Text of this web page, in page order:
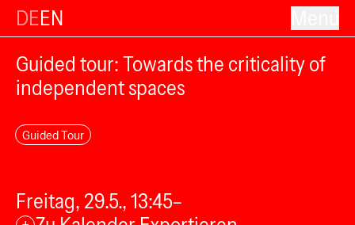
DEEN
Guided tour: Towards the criticality of
independent spaces
Guided Tour
Freitag, 29.5., 13:45–